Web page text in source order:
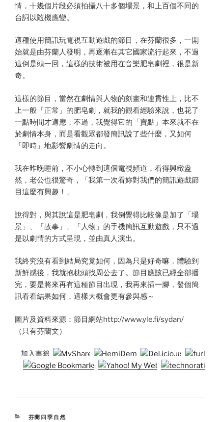
情，十幾個片段必須拍攝八十多個場景，和上百個不同的
台詞以隨機應變。
這種使用簡訊玩電視互動遊戲的節目，在芬蘭很多，一開
始就是由芬蘭人發明，再逐漸在其它國家流行起來，不過
這倒是頭一回，這樣的技術被用在音樂肥皂劇裡，很是新
奇。
這樣的節目，當然在劇情與人物的刻畫和連貫性上，比不
上一般「正常」的肥皂劇，就我的觀看經驗來說，也花了
一點時間才適應，不過，我覺得它的「賣點」本來就不在
於劇情本身，而是看觀眾都發簡訊說了些什麼，又如何
「即時」地影響劇情的走向。
我在昨晚睡前，不小心轉到這個電視頻道，看得興緻盎
然，老公也很驚奇，「我第一次看妳對我們的簡訊遊戲節
目這麼有興趣！」
說得對，與其說這是肥皂劇，我倒覺得比較像是加了「場
景」、「故事」、「人物」的手機簡訊互動遊戲，只不過
是以劇情的方式呈現，並由真人演出。
我終究沒有看到結局究竟如何，因為只是好奇嘛，體驗到
新鮮感後，我就抱枕頭找周公去了。節目應該已經全部播
完，要是將來再有這種節目出現，我再來插一腳，發個簡
訊看看結果如何，這樣大概會更有參與感～
圖片及資料來源：節目網站http://www.yle.fi/sydan/
（只有芬蘭文）
加入書籤:
CATEGORIES
芬蘭四季自然